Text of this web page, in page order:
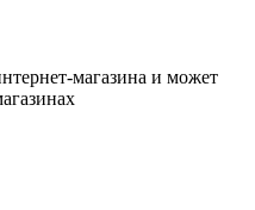
магазина и может